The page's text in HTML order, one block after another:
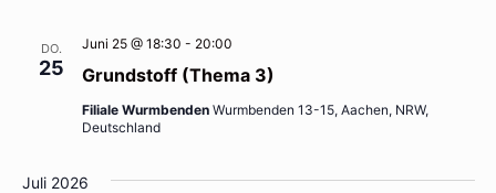
DO.
25 Grundstoff (Thema 3)
Juni 25 @ 18:30 - 20:00
Filiale Wurmbenden Wurmbenden 13-15, Aachen, NRW,
Deutschland
Juli 2026